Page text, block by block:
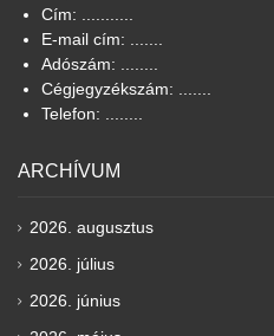
Cím: ...........
E-mail cím: .......
Adószám: ........
Cégjegyzékszám: .......
Telefon: ........
ARCHÍVUM
2026. augusztus
2026. július
2026. június